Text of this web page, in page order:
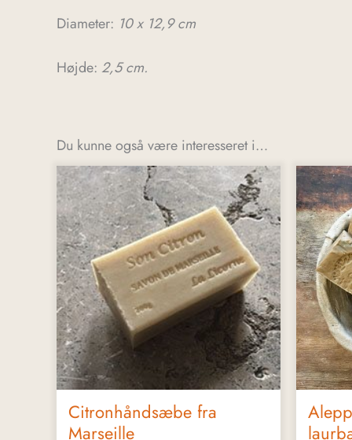
Diameter: 10 x 12,9 cm
Højde: 2,5 cm.
Du kunne også være interesseret i…
Citronhåndsæbe fra
Marseille